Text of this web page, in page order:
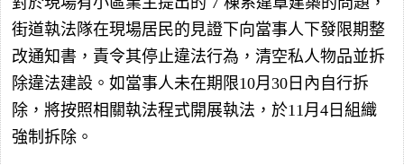
街道執法隊在現場居民的見證下向當事人下發限期整
改通知書，責令其停止違法行為，清空私人物品並拆
除違法建設。如當事人未在期限10月30日內自行拆
除，將按照相關執法程式開展執法，於11月4日組織
強制拆除。